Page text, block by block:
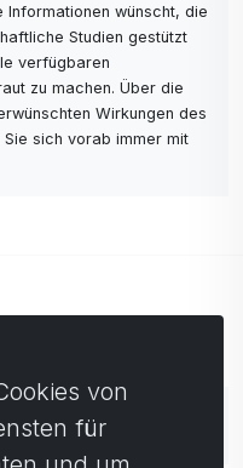
Wertes
Informationen wünscht, die
Studien gestützt
verfügbaren
zu machen. Über die
Wirkungen des
sich vorab immer mit
abgibt.
von
für